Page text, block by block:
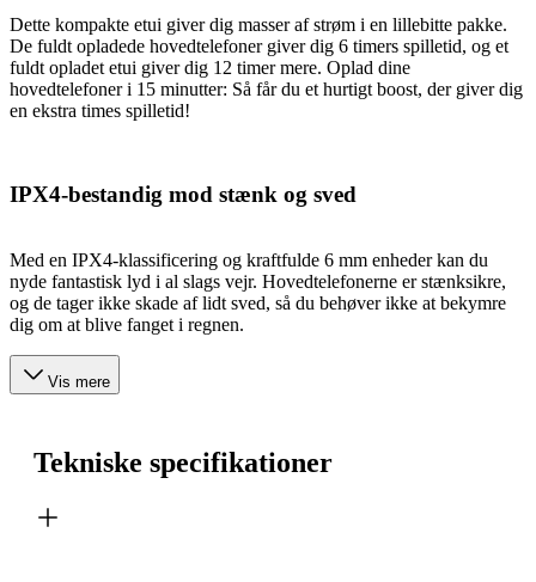
Dette kompakte etui giver dig masser af strøm i en lillebitte pakke.
De fuldt opladede hovedtelefoner giver dig 6 timers spilletid, og et
fuldt opladet etui giver dig 12 timer mere. Oplad dine
hovedtelefoner i 15 minutter: Så får du et hurtigt boost, der giver dig
en ekstra times spilletid!
IPX4-bestandig mod stænk og sved
Med en IPX4-klassificering og kraftfulde 6 mm enheder kan du
nyde fantastisk lyd i al slags vejr. Hovedtelefonerne er stænksikre,
og de tager ikke skade af lidt sved, så du behøver ikke at bekymre
dig om at blive fanget i regnen.
Vis mere
Tekniske specifikationer